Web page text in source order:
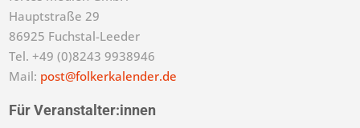
Hauptstraße 29
86925 Fuchstal-Leeder
Tel. +49 (0)8243 9938946
Mail: post@folkerkalender.de
Für Veranstalter:innen